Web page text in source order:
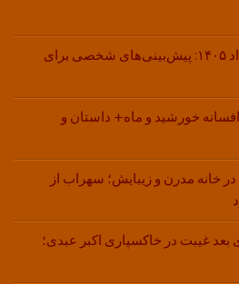
فال روزانه چهارشنبه ۱۴ مرداد ۱۴۰۵: پیش‌بینی‌های شخصی برای
خورشید و ماه+ داستان و
خانه مدرن و زیبایش؛ سهراب از
غیبت در خاکسپاری اکبر عبدی؛